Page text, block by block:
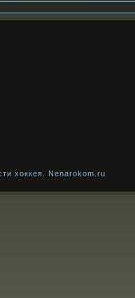
хоккея. Nenarokom.ru